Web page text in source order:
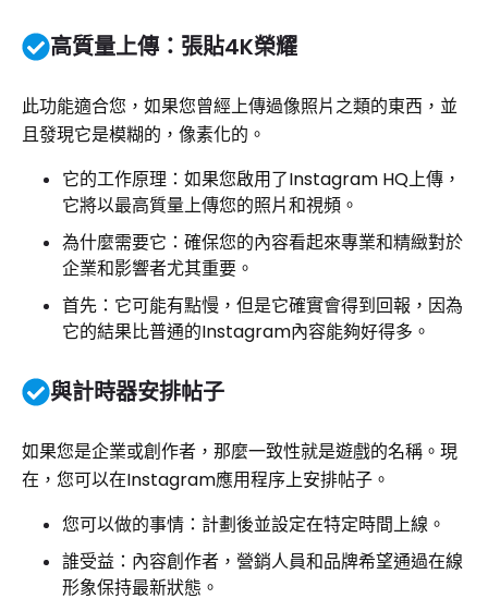
高質量上傳：張貼4K榮耀
此功能適合您，如果您曾經上傳過像照片之類的東西，並
且發現它是模糊的，像素化的。
它的工作原理：如果您啟用了Instagram HQ上傳，
它將以最高質量上傳您的照片和視頻。
為什麼需要它：確保您的內容看起來專業和精緻對於
企業和影響者尤其重要。
首先：它可能有點慢，但是它確實會得到回報，因為
它的結果比普通的Instagram內容能夠好得多。
與計時器安排帖子
如果您是企業或創作者，那麼一致性就是遊戲的名稱。現
在，您可以在Instagram應用程序上安排帖子。
您可以做的事情：計劃後並設定在特定時間上線。
誰受益：內容創作者，營銷人員和品牌希望通過在線
形象保持最新狀態。